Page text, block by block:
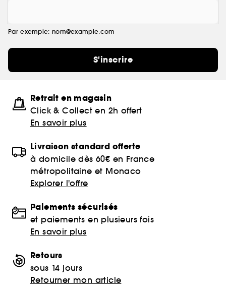
Par exemple: nom@example.com
S'inscrire
Retrait en magasin
Click & Collect en 2h offert
En savoir plus
Livraison standard offerte
à domicile dès 60€ en France
métropolitaine et Monaco
Explorer l'offre
Paiements sécurisés
et paiements en plusieurs fois
En savoir plus
Retours
sous 14 jours
Retourner mon article